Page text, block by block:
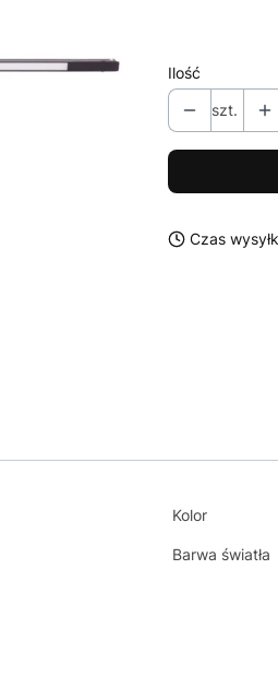
Ilość
szt.
Czas
Kolor
Barwa światła